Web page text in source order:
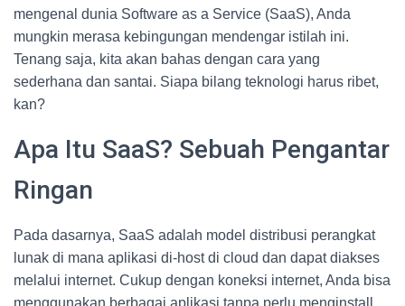
mengenal dunia Software as a Service (SaaS), Anda
mungkin merasa kebingungan mendengar istilah ini.
Tenang saja, kita akan bahas dengan cara yang
sederhana dan santai. Siapa bilang teknologi harus ribet,
kan?
Apa Itu SaaS? Sebuah Pengantar
Ringan
Pada dasarnya, SaaS adalah model distribusi perangkat
lunak di mana aplikasi di-host di cloud dan dapat diakses
melalui internet. Cukup dengan koneksi internet, Anda bisa
menggunakan berbagai aplikasi tanpa perlu menginstall